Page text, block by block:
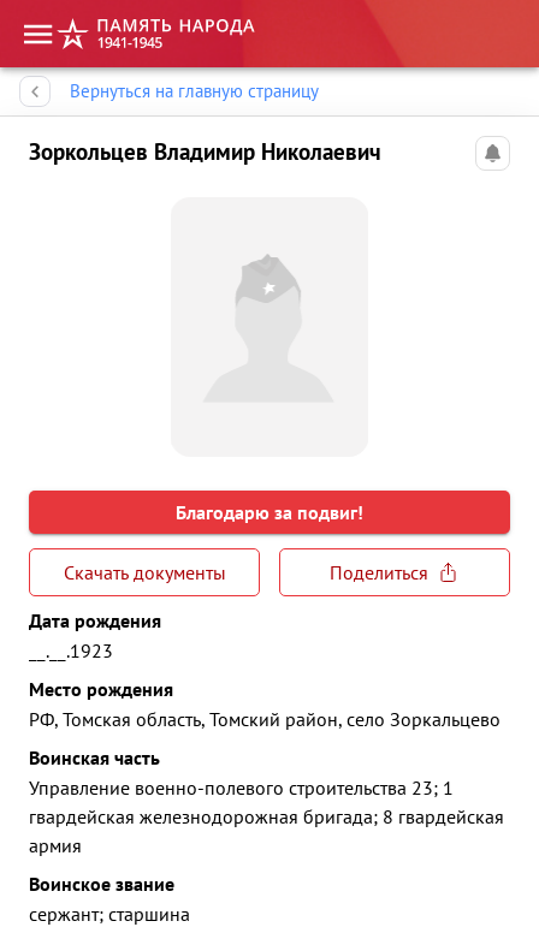
Вернуться на главную страницу
Зоркольцев Владимир Николаевич
Благодарю за подвиг!
Скачать документы
Поделиться
Дата рождения
__.__.1923
Место рождения
РФ, Томская область, Томский район, село Зоркальцево
Воинская часть
Управление военно-полевого строительства 23; 1
гвардейская железнодорожная бригада; 8 гвардейская
армия
Воинское звание
сержант; старшина
Память народа